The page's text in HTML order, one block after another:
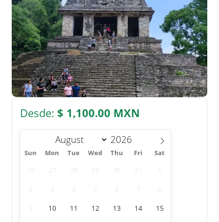
Desde: $ 1,100.00 MXN
Sun Mon Tue Wed Thu Fri Sat
10 11 12 13 14 15